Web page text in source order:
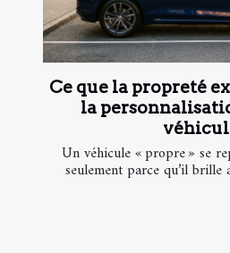
Ce que la propreté
la
Un véhicule « propre » se
seulement parce qu’il brille